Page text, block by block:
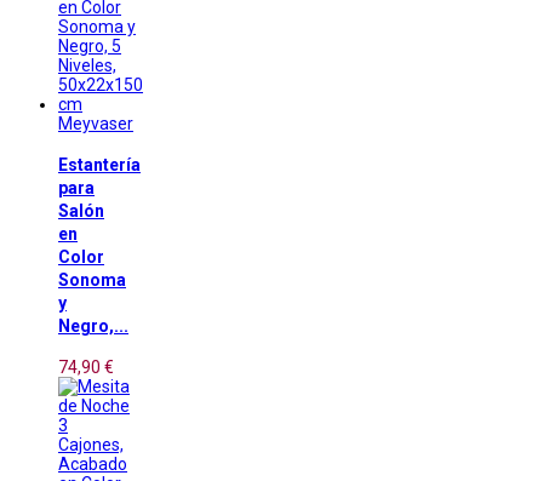
Meyvaser
Estantería
para
Salón
en
Color
Sonoma
y
Negro,...
74,90 €